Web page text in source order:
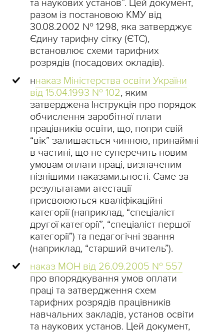
та наукових установ”. Цей документ,
разом із постановою КМУ від
30.08.2002 № 1298, яка затверджує
Єдину тарифну сітку (ЄТС),
встановлює схеми тарифних
розрядів (посадових окладів).
ннаказ Міністерства освіти України
від 15.04.1993 № 102, яким
затверджена Інструкція про порядок
обчислення заробітної плати
працівників освіти, що, попри свій
“вік” залишається чинною, принаймні
в частині, що не суперечить новим
умовам оплати праці, визначеним
пізнішими наказами.ьності. Саме за
результатами атестації
присвоюються кваліфікаційні
категорії (наприклад, “спеціаліст
другої категорії”, “спеціаліст першої
категорії”) та педагогічні звання
(наприклад, “старший вчитель”).
наказ МОН від 26.09.2005 № 557
про впорядкування умов оплати
праці та затвердження схем
тарифних розрядів працівників
навчальних закладів, установ освіти
та наукових установ. Цей документ,